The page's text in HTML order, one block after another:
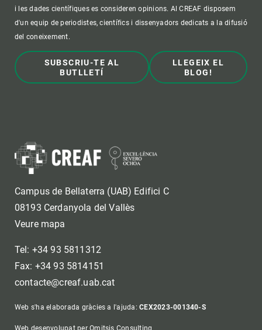
i les dades científiques es consideren opinions. Al CREAF disposem
d'un equip de periodistes, científics i dissenyadors dedicats a la difusió
del coneixement.
SUBSCRIU-TE AL
BUTLLETÍ
LLEGEIX EL
BLOG!
Campus de Bellaterra (UAB) Edifici C
08193 Cerdanyola del Vallès
Veure mapa
Tel: +34 93 5811312
Fax: +34 93 5814151
contacte@creaf.uab.cat
Web s'ha elaborada gràcies a l'ajuda:CEX2023-001340-S